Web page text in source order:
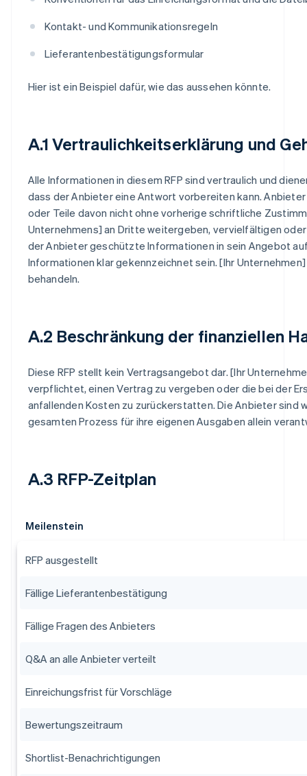
Kontakt- und Kommunikationsregeln
Lieferantenbestätigungsformular
Hier ist ein Beispiel dafür, wie das aussehen könnte.
A.1 Vertraulichkeitserklärung und
Alle Informationen in diesem RFP sind vertraulich und
dass der Anbieter eine Antwort vorbereiten kann.
oder Teile davon nicht ohne vorherige schriftliche
Unternehmens] an Dritte weitergeben, vervielfältigen
der Anbieter geschützte Informationen in sein Angebot
Informationen klar gekennzeichnet sein. [Ihr
behandeln.
A.2 Beschränkung der finanziellen
Diese RFP stellt kein Vertragsangebot dar. [Ihr
verpflichtet, einen Vertrag zu vergeben oder die bei der
anfallenden Kosten zu zurückerstatten. Die Anbieter sind
gesamten Prozess für ihre eigenen Ausgaben allein
A.3 RFP-Zeitplan
Meilenstein
RFP ausgestellt
Fällige Lieferantenbestätigung
Fällige Fragen des Anbieters
Q&A an alle Anbieter verteilt
Einreichungsfrist für Vorschläge
Bewertungszeitraum
Shortlist-Benachrichtigungen